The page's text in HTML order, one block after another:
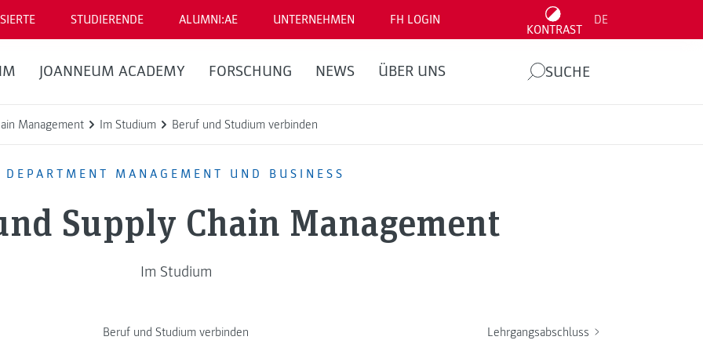
STUDIERENDE ALUMNI:AE UNTERNEHMEN FH LOGIN
KONTRAST
DE
JOANNEUM ACADEMY FORSCHUNG NEWS ÜBER UNS SUCHE
Management Im Studium Beruf und Studium verbinden
DEPARTMENT MANAGEMENT UND BUSINESS
Supply Chain Management
Im Studium
Beruf und Studium verbinden Lehrgangsabschluss